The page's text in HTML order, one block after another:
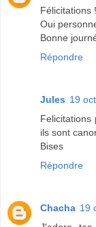
Félicitations !
Oui
Bonne
Répondre
Jules 19
Felicitations
ils sont
Bises
Répondre
Chacha 19